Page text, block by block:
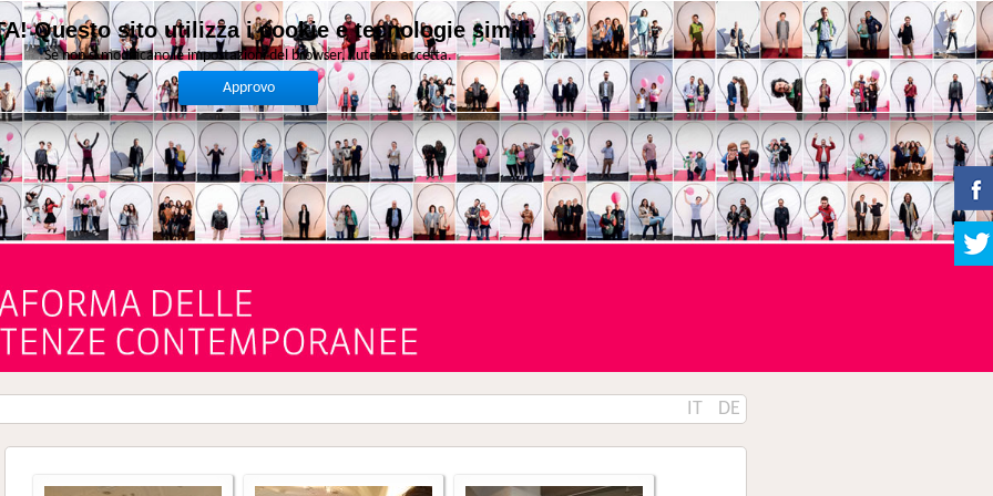
IT DE
Questo sito utilizza i cookie e tecnologie simili.
Se non si modificano le impostazioni del browser, l'utente accetta.
Approvo